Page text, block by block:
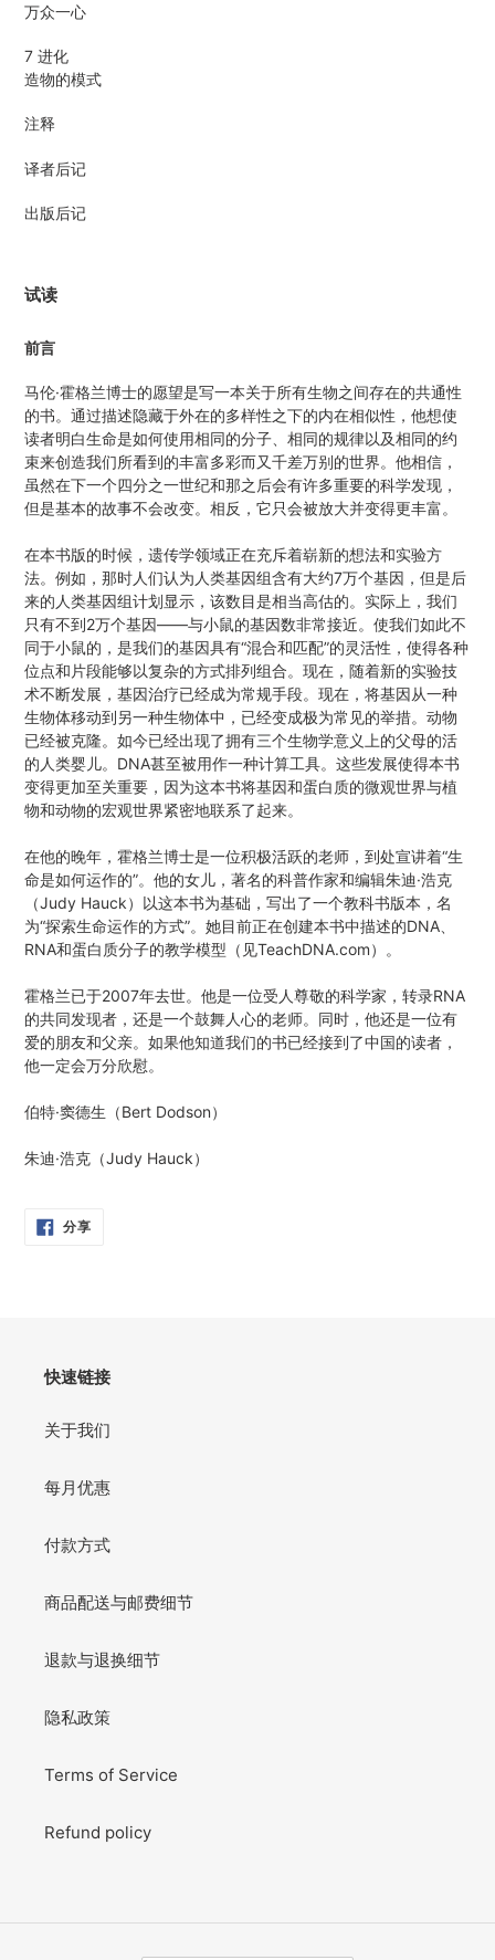
万众一心
7 进化
造物的模式
注释
译者后记
出版后记
试读
前言
马伦·霍格兰博士的愿望是写一本关于所有生物之间存在的共通性
的书。通过描述隐藏于外在的多样性之下的内在相似性，他想使
读者明白生命是如何使用相同的分子、相同的规律以及相同的约
束来创造我们所看到的丰富多彩而又千差万别的世界。他相信，
虽然在下一个四分之一世纪和那之后会有许多重要的科学发现，
但是基本的故事不会改变。相反，它只会被放大并变得更丰富。
在本书版的时候，遗传学领域正在充斥着崭新的想法和实验方
法。例如，那时人们认为人类基因组含有大约7万个基因，但是后
来的人类基因组计划显示，该数目是相当高估的。实际上，我们
只有不到2万个基因——与小鼠的基因数非常接近。使我们如此不
同于小鼠的，是我们的基因具有“混合和匹配”的灵活性，使得各种
位点和片段能够以复杂的方式排列组合。现在，随着新的实验技
术不断发展，基因治疗已经成为常规手段。现在，将基因从一种
生物体移动到另一种生物体中，已经变成极为常见的举措。动物
已经被克隆。如今已经出现了拥有三个生物学意义上的父母的活
的人类婴儿。DNA甚至被用作一种计算工具。这些发展使得本书
变得更加至关重要，因为这本书将基因和蛋白质的微观世界与植
物和动物的宏观世界紧密地联系了起来。
在他的晚年，霍格兰博士是一位积极活跃的老师，到处宣讲着“生
命是如何运作的”。他的女儿，著名的科普作家和编辑朱迪·浩克
（Judy Hauck）以这本书为基础，写出了一个教科书版本，名
为“探索生命运作的方式”。她目前正在创建本书中描述的DNA、
RNA和蛋白质分子的教学模型（见TeachDNA.com）。
霍格兰已于2007年去世。他是一位受人尊敬的科学家，转录RNA
的共同发现者，还是一个鼓舞人心的老师。同时，他还是一位有
爱的朋友和父亲。如果他知道我们的书已经接到了中国的读者，
他一定会万分欣慰。
伯特·窦德生（Bert Dodson）
朱迪·浩克（Judy Hauck）
分享分
快速链接
关于我们
每月优惠
付款方式
商品配送与邮费细节
退款与退换细节
隐私政策
Terms of Service
Refund policy